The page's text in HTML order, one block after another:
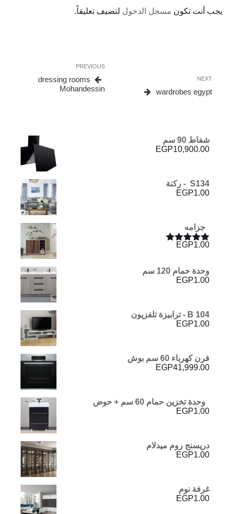
يجب أنت تكون مسجل الدخول لتضيف تعليقاً.
المقالات
Previous
Post
PREVIOUS
dressing rooms
Mohandessin
Next
Post
NEXT
wardrobes egypt
شفاط 90 سم
EGP10,900.00
S134 - ركنة
EGP1.00
جزامه
تم التقييم
EGP1.00
وحدة حمام 120 سم
EGP1.00
B 104 - ترابيزة تلفزيون
EGP1.00
فرن كهرباء 60 سم بوش
EGP41,999.00
وحدة تخزين حمام 60 سم + حوض
EGP1.00
دريسنج روم ميدلام
EGP1.00
غرفة نوم
EGP1.00